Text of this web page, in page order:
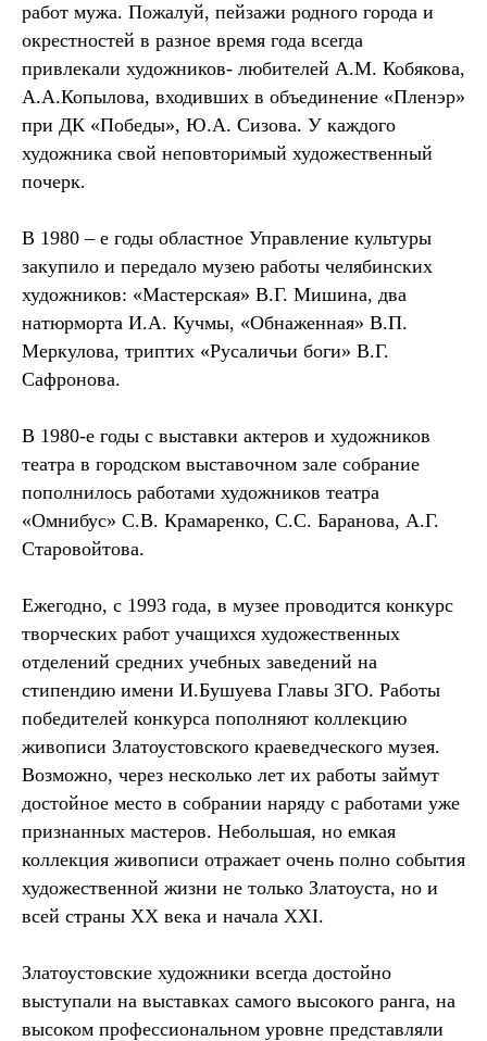
работ мужа. Пожалуй, пейзажи родного города и
окрестностей в разное время года всегда
привлекали художников- любителей А.М. Кобякова,
А.А.Копылова, входивших в объединение «Пленэр»
при ДК «Победы», Ю.А. Сизова. У каждого
художника свой неповторимый художественный
почерк.
В 1980 – е годы областное Управление культуры
закупило и передало музею работы челябинских
художников: «Мастерская» В.Г. Мишина, два
натюрморта И.А. Кучмы, «Обнаженная» В.П.
Меркулова, триптих «Русаличьи боги» В.Г.
Сафронова.
В 1980-е годы с выставки актеров и художников
театра в городском выставочном зале собрание
пополнилось работами художников театра
«Омнибус» С.В. Крамаренко, С.С. Баранова, А.Г.
Старовойтова.
Ежегодно, с 1993 года, в музее проводится конкурс
творческих работ учащихся художественных
отделений средних учебных заведений на
стипендию имени И.Бушуева Главы ЗГО. Работы
победителей конкурса пополняют коллекцию
живописи Златоустовского краеведческого музея.
Возможно, через несколько лет их работы займут
достойное место в собрании наряду с работами уже
признанных мастеров. Небольшая, но емкая
коллекция живописи отражает очень полно события
художественной жизни не только Златоуста, но и
всей страны XX века и начала XXI.
Златоустовские художники всегда достойно
выступали на выставках самого высокого ранга, на
высоком профессиональном уровне представляли